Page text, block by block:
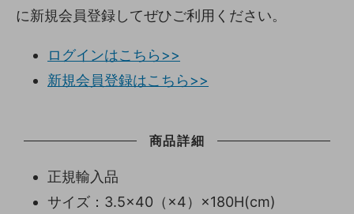
に新規会員登録してぜひご利用ください。
ログインはこちら>>
新規会員登録はこちら>>
商品詳細
正規輸入品
サイズ：3.5×40（×4）×180H(cm)